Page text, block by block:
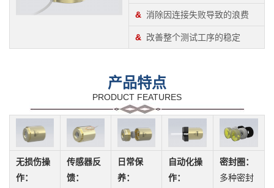
& 消除因连接失败导致的浪费
& 改善整个测试工序的稳定
产品特点
PRODUCT FEATURES
无损伤操
作：
传感器反
馈：
日常保
养：
自动化操
作：
密封圈：
多种密封